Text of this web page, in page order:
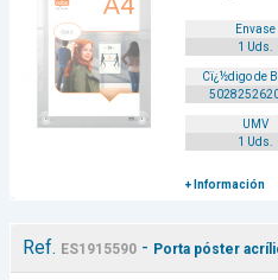
Envase
1 Uds.
Cï¿½digo de
UMV
1 Uds.
+ Información
Ref. ES1915590 - Porta póster